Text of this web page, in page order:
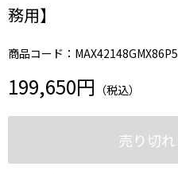
務用】
商品コード：MAX42148GMX86P5
199,650円 （税込）
売り切れ